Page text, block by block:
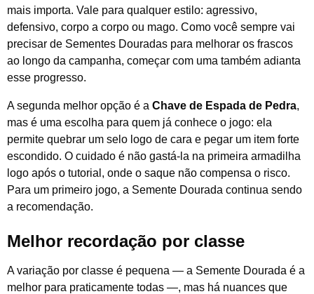
mais importa. Vale para qualquer estilo: agressivo,
defensivo, corpo a corpo ou mago. Como você sempre vai
precisar de Sementes Douradas para melhorar os frascos
ao longo da campanha, começar com uma também adianta
esse progresso.
A segunda melhor opção é a Chave de Espada de Pedra,
mas é uma escolha para quem já conhece o jogo: ela
permite quebrar um selo logo de cara e pegar um item forte
escondido. O cuidado é não gastá-la na primeira armadilha
logo após o tutorial, onde o saque não compensa o risco.
Para um primeiro jogo, a Semente Dourada continua sendo
a recomendação.
Melhor recordação por classe
A variação por classe é pequena — a Semente Dourada é a
melhor para praticamente todas —, mas há nuances que